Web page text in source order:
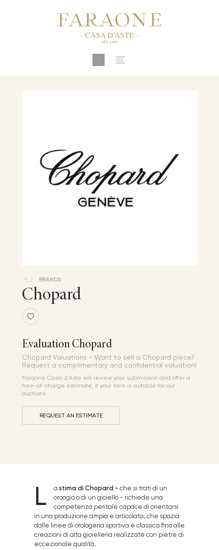
BRANDS
Chopard
Evaluation Chopard
Chopard Valuations - Want to sell a Chopard piece?
Request a complimentary and confidential valuation!
Faraone Casa d'Aste will review your submission and offer a
free-of-charge estimate, if your item is suitable for our
auctions.
REQUEST AN ESTIMATE
L a stima di Chopard - che si trati di un
oroogio o di un gioiello - richiede una
competenza peritale capace di orientarsi
in una produzione ampia e articolata, che spazia
dalle linee di orologeria sportiva e classica fino alle
creazioni di alta gioielleria realizzate con pietre di
eccezionale qualità.